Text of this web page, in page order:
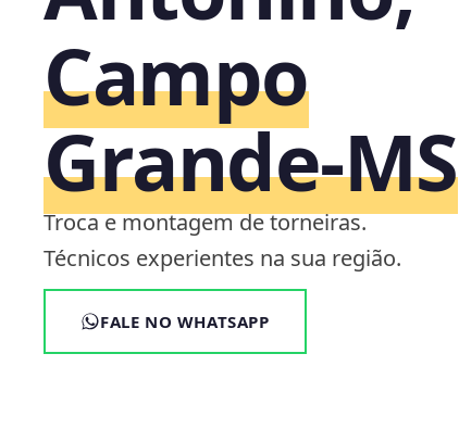
Campo
Grande‑MS
Troca e montagem de torneiras.
Técnicos experientes na sua região.
FALE NO WHATSAPP